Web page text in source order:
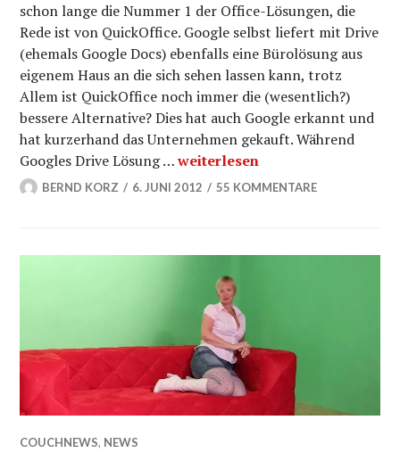
schon lange die Nummer 1 der Office-Lösungen, die
Rede ist von QuickOffice. Google selbst liefert mit Drive
(ehemals Google Docs) ebenfalls eine Bürolösung aus
eigenem Haus an die sich sehen lassen kann, trotz
Allem ist QuickOffice noch immer die (wesentlich?)
bessere Alternative? Dies hat auch Google erkannt und
hat kurzerhand das Unternehmen gekauft. Während
Googles Drive Lösung …CouchNews 032012 – hoTodi.tv
weiterlesen
BERND KORZ 6. JUNI 2012 55 KOMMENTARE
COUCHNEWS, NEWS